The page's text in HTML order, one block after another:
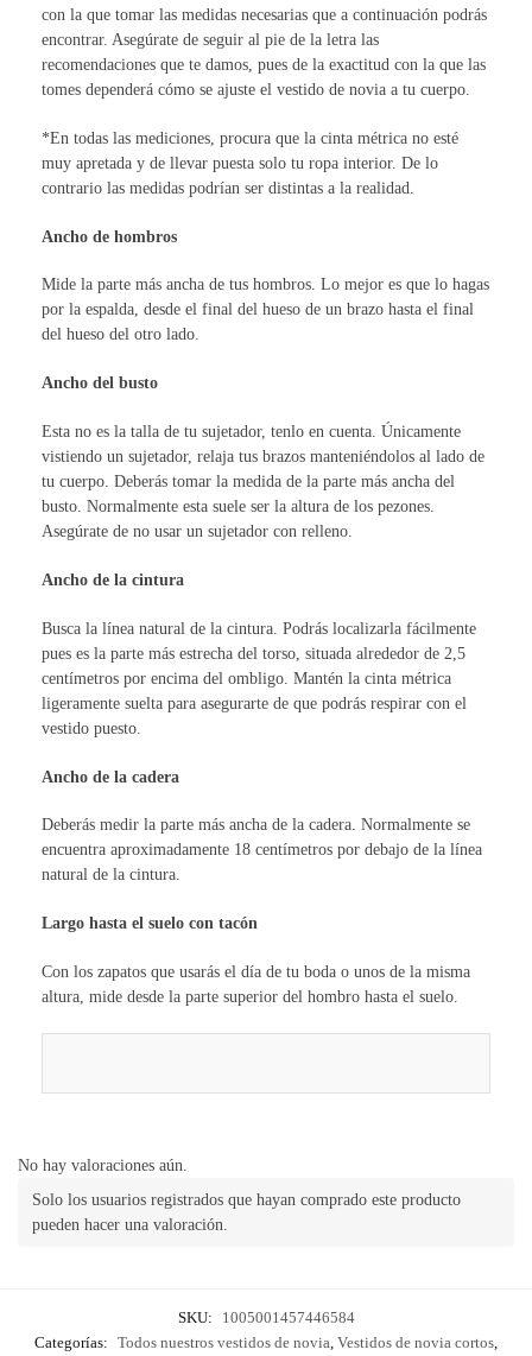
con la que tomar las medidas necesarias que a continuación podrás
encontrar. Asegúrate de seguir al pie de la letra las
recomendaciones que te damos, pues de la exactitud con la que las
tomes dependerá cómo se ajuste el vestido de novia a tu cuerpo.
*En todas las mediciones, procura que la cinta métrica no esté
muy apretada y de llevar puesta solo tu ropa interior. De lo
contrario las medidas podrían ser distintas a la realidad.
Ancho de hombros
Mide la parte más ancha de tus hombros. Lo mejor es que lo hagas
por la espalda, desde el final del hueso de un brazo hasta el final
del hueso del otro lado.
Ancho del busto
Esta no es la talla de tu sujetador, tenlo en cuenta. Únicamente
vistiendo un sujetador, relaja tus brazos manteniéndolos al lado de
tu cuerpo. Deberás tomar la medida de la parte más ancha del
busto. Normalmente esta suele ser la altura de los pezones.
Asegúrate de no usar un sujetador con relleno.
Ancho de la cintura
Busca la línea natural de la cintura. Podrás localizarla fácilmente
pues es la parte más estrecha del torso, situada alrededor de 2,5
centímetros por encima del ombligo. Mantén la cinta métrica
ligeramente suelta para asegurarte de que podrás respirar con el
vestido puesto.
Ancho de la cadera
Deberás medir la parte más ancha de la cadera. Normalmente se
encuentra aproximadamente 18 centímetros por debajo de la línea
natural de la cintura.
Largo hasta el suelo con tacón
Con los zapatos que usarás el día de tu boda o unos de la misma
altura, mide desde la parte superior del hombro hasta el suelo.
No hay valoraciones aún.
Solo los usuarios registrados que hayan comprado este producto
pueden hacer una valoración.
SKU:
1005001457446584
Categorías: Todos nuestros vestidos de novia Vestidos de novia cortos